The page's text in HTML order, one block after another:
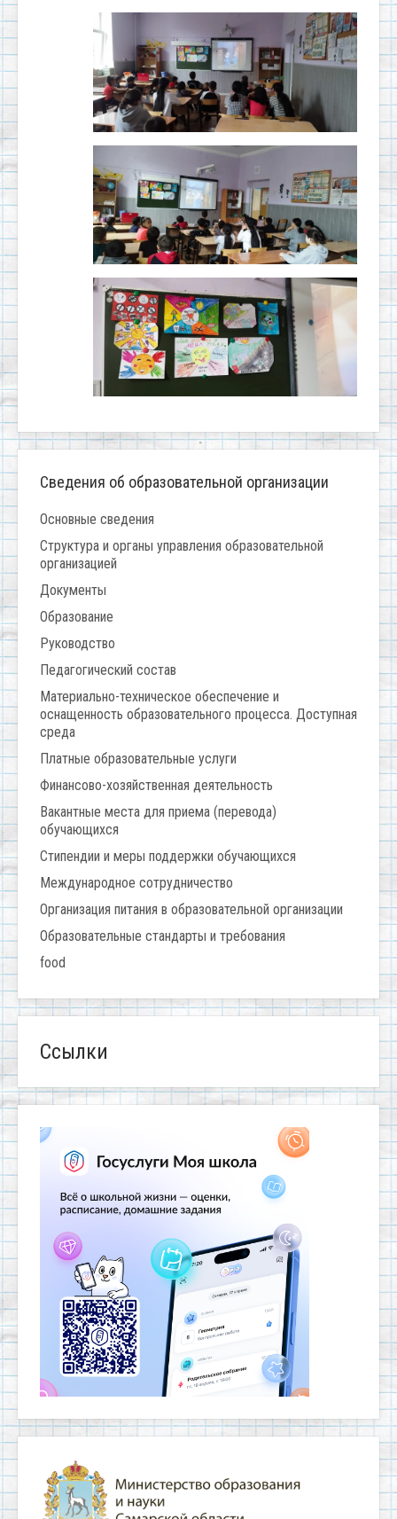
Сведения об образовательной организации
Основные сведения
Структура и органы управления образовательной
организацией
Документы
Образование
Руководство
Педагогический состав
Материально-техническое обеспечение и
оснащенность образовательного процесса. Доступная
среда
Платные образовательные услуги
Финансово-хозяйственная деятельность
Вакантные места для приема (перевода)
обучающихся
Стипендии и меры поддержки обучающихся
Международное сотрудничество
Организация питания в образовательной организации
Образовательные стандарты и требования
food
Ссылки